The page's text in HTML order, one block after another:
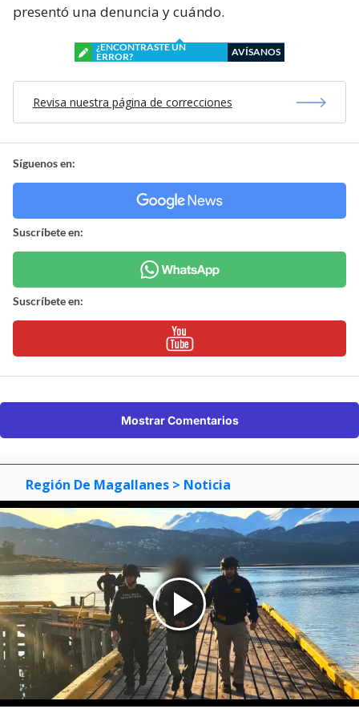
presentó una denuncia y cuándo.
¿ENCONTRASTE UN
ERROR?
AVÍSANOS
Revisa nuestra página de correcciones
Síguenos en:
Suscríbete en:
Suscríbete en:
Mostrar Comentarios
Región De Magallanes > Noticia